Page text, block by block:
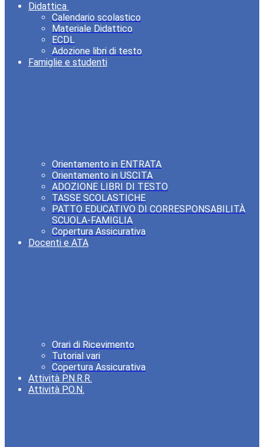
Didattica
Calendario scolastico
Materiale Didattico
ECDL
Adozione libri di testo
Famiglie e studenti
Orientamento in ENTRATA
Orientamento in USCITA
ADOZIONE LIBRI DI TESTO
TASSE SCOLASTICHE
PATTO EDUCATIVO DI CORRESPONSABILITÀ
SCUOLA-FAMIGLIA
Copertura Assicurativa
Docenti e ATA
Orari di Ricevimento
Tutorial vari
Copertura Assicurativa
Attività P.N.R.R.
Attività P.O.N.